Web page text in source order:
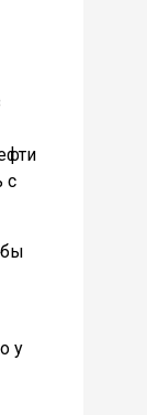
с
у